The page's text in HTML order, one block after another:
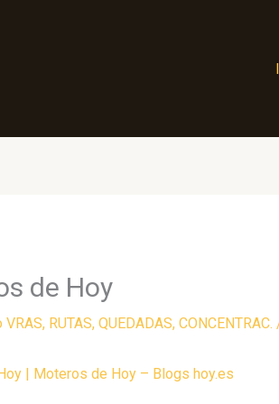
de Hoy
VRAS, RUTAS, QUEDADAS, CONCENTRAC.
| Moteros de Hoy – Blogs hoy.es